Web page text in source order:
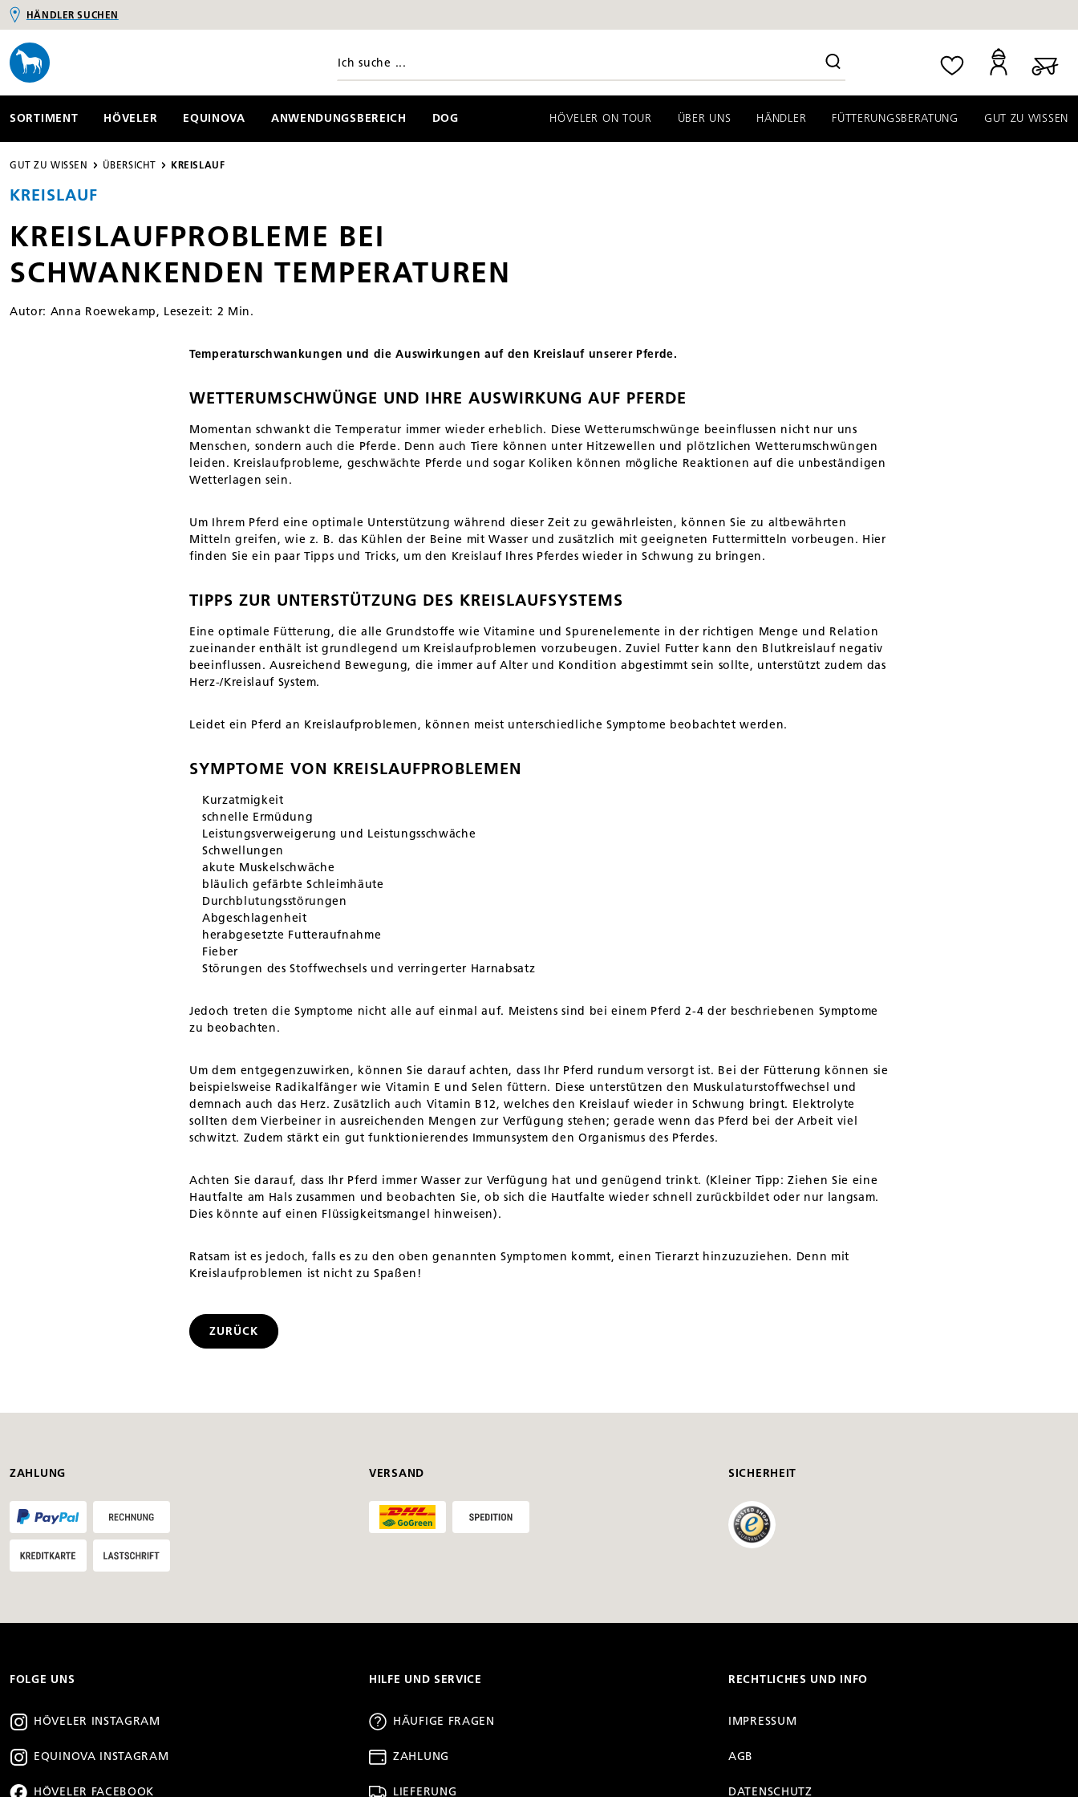
Zur Hauptnavigation springen
HÄNDLER SUCHEN
SORTIMENT HÖVELER EQUINOVA ANWENDUNGSBEREICH DOG HÖVELER ON TOUR ÜBER UNS HÄNDLER FÜTTERUNGSBERATUNG GUT ZU WISSEN
GUT ZU WISSEN ÜBERSICHT KREISLAUF
KREISLAUF
KREISLAUFPROBLEME BEI
SCHWANKENDEN TEMPERATUREN
Autor: Anna Roewekamp, Lesezeit: 2 Min.
Temperaturschwankungen und die Auswirkungen auf den Kreislauf unserer Pferde.
WETTERUMSCHWÜNGE UND IHRE AUSWIRKUNG AUF PFERDE
Momentan schwankt die Temperatur immer wieder erheblich. Diese Wetterumschwünge beeinflussen nicht nur uns
Menschen, sondern auch die Pferde. Denn auch Tiere können unter Hitzewellen und plötzlichen Wetterumschwüngen
leiden. Kreislaufprobleme, geschwächte Pferde und sogar Koliken können mögliche Reaktionen auf die unbeständigen
Wetterlagen sein.
Um Ihrem Pferd eine optimale Unterstützung während dieser Zeit zu gewährleisten, können Sie zu altbewährten
Mitteln greifen, wie z. B. das Kühlen der Beine mit Wasser und zusätzlich mit geeigneten Futtermitteln vorbeugen. Hier
finden Sie ein paar Tipps und Tricks, um den Kreislauf Ihres Pferdes wieder in Schwung zu bringen.
TIPPS ZUR UNTERSTÜTZUNG DES KREISLAUFSYSTEMS
Eine optimale Fütterung, die alle Grundstoffe wie Vitamine und Spurenelemente in der richtigen Menge und Relation
zueinander enthält ist grundlegend um Kreislaufproblemen vorzubeugen. Zuviel Futter kann den Blutkreislauf negativ
beeinflussen. Ausreichend Bewegung, die immer auf Alter und Kondition abgestimmt sein sollte, unterstützt zudem das
Herz-/Kreislauf System.
Leidet ein Pferd an Kreislaufproblemen, können meist unterschiedliche Symptome beobachtet werden.
SYMPTOME VON KREISLAUFPROBLEMEN
Kurzatmigkeit
schnelle Ermüdung
Leistungsverweigerung und Leistungsschwäche
Schwellungen
akute Muskelschwäche
bläulich gefärbte Schleimhäute
Durchblutungsstörungen
Abgeschlagenheit
herabgesetzte Futteraufnahme
Fieber
Störungen des Stoffwechsels und verringerter Harnabsatz
Jedoch treten die Symptome nicht alle auf einmal auf. Meistens sind bei einem Pferd 2-4 der beschriebenen Symptome
zu beobachten.
Um dem entgegenzuwirken, können Sie darauf achten, dass Ihr Pferd rundum versorgt ist. Bei der Fütterung können sie
beispielsweise Radikalfänger wie Vitamin E und Selen füttern. Diese unterstützen den Muskulaturstoffwechsel und
demnach auch das Herz. Zusätzlich auch Vitamin B12, welches den Kreislauf wieder in Schwung bringt. Elektrolyte
sollten dem Vierbeiner in ausreichenden Mengen zur Verfügung stehen; gerade wenn das Pferd bei der Arbeit viel
schwitzt. Zudem stärkt ein gut funktionierendes Immunsystem den Organismus des Pferdes.
Achten Sie darauf, dass Ihr Pferd immer Wasser zur Verfügung hat und genügend trinkt. (Kleiner Tipp: Ziehen Sie eine
Hautfalte am Hals zusammen und beobachten Sie, ob sich die Hautfalte wieder schnell zurückbildet oder nur langsam.
Dies könnte auf einen Flüssigkeitsmangel hinweisen).
Ratsam ist es jedoch, falls es zu den oben genannten Symptomen kommt, einen Tierarzt hinzuzuziehen. Denn mit
Kreislaufproblemen ist nicht zu Spaßen!
ZURÜCK
ZAHLUNG VERSAND SICHERHEIT
FOLGE UNS
HÖVELER INSTAGRAM
EQUINOVA INSTAGRAM
HÖVELER FACEBOOK
HILFE UND SERVICE
HÄUFIGE FRAGEN
ZAHLUNG
LIEFERUNG
RECHTLICHES UND INFO
IMPRESSUM
AGB
DATENSCHUTZ